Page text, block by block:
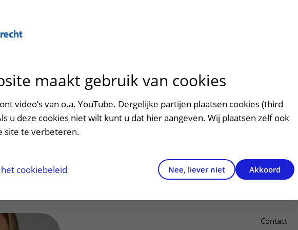
patiëntportaal
het ziekenhuis
en voorzieningen
en veiligheid
Contact en route
Contactgegevens
Verwijzers
Teleconsult aanvragen
Zorgverlenersportaal
R.E. (Romy)
Contact
maakt gebruik van cookies
video’s van o.a. YouTube. Dergelijke partijen plaatsen cookies (third
u deze cookies niet wilt kunt u dat hier aangeven. Wij plaatsen zelf ook
site te verbeteren.
cookiebeleid Nee, liever niet Akkoord